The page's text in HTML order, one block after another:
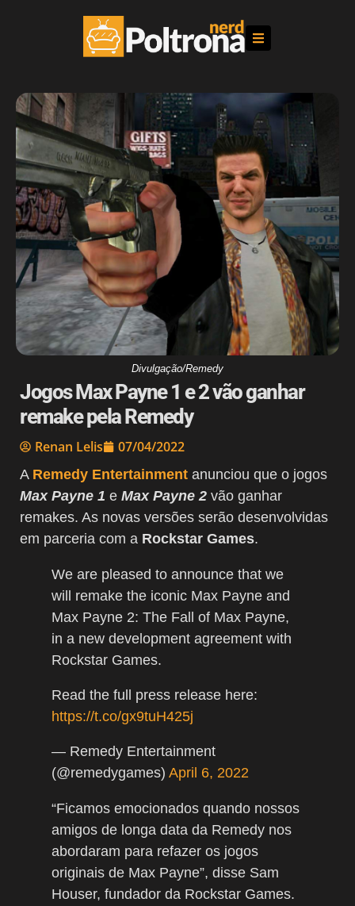
Divulgação/Remedy
Jogos Max Payne 1 e 2 vão ganhar
remake pela Remedy
Renan Lelis 07/04/2022
A Remedy Entertainment anunciou que o jogos
Max Payne 1 e Max Payne 2 vão ganhar
remakes. As novas versões serão desenvolvidas
em parceria com a Rockstar Games.
We are pleased to announce that we
will remake the iconic Max Payne and
Max Payne 2: The Fall of Max Payne,
in a new development agreement with
Rockstar Games.
Read the full press release here:
https://t.co/gx9tuH425j
— Remedy Entertainment
(@remedygames) April 6, 2022
“Ficamos emocionados quando nossos
amigos de longa data da Remedy nos
abordaram para refazer os jogos
originais de Max Payne”, disse Sam
Houser, fundador da Rockstar Games.